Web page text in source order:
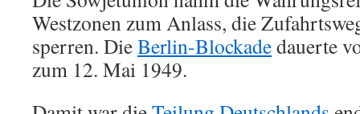
Westzonen zum Anlass, die
sperren. DieBerlin-Blockadedauerte
zum 12. Mai 1949.